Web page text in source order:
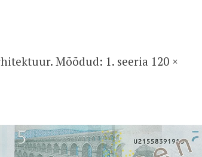
Mõõdud: 1. seeria 120 ×